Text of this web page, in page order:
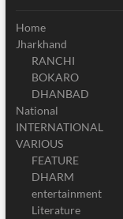
Home
Jharkhand
RANCHI
BOKARO
DHANBAD
National
INTERNATIONAL
VARIOUS
FEATURE
DHARM
entertainment
Literature